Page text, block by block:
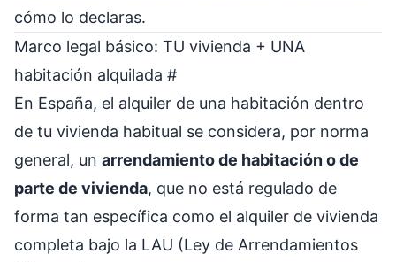
cómo lo declaras.
Marco legal básico: TU vivienda + UNA
habitación alquilada #
En España, el alquiler de una habitación dentro
de tu vivienda habitual se considera, por norma
general, un arrendamiento de habitación o de
parte de vivienda, que no está regulado de
forma tan específica como el alquiler de vivienda
completa bajo la LAU (Ley de Arrendamientos